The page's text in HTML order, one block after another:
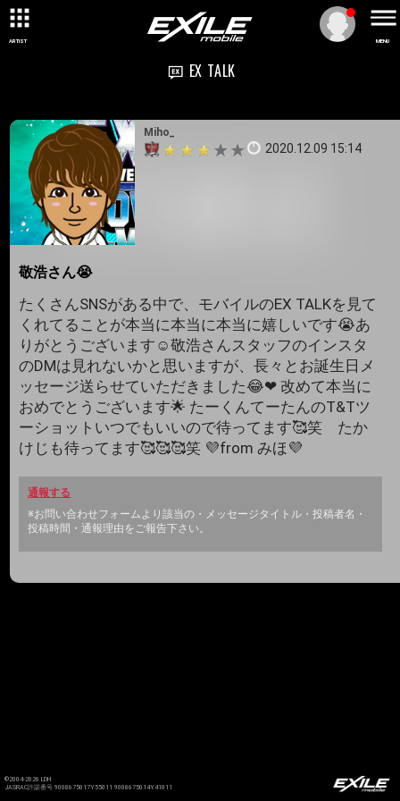
ARTIST MENU
EX TALK
Miho_
2020.12.09 15:14
敬浩さん😭
たくさんSNSがある中で、モバイルのEX TALKを見て
くれてることが本当に本当に本当に嬉しいです😭あ
りがとうございます☺敬浩さんスタッフのインスタ
のDMは見れないかと思いますが、長々とお誕生日メ
ッセージ送らせていただきました😂❤ 改めて本当に
おめでとうございます🌟 たーくんてーたんのT&Tツ
ーショットいつでもいいので待ってます🥰笑 たか
けじも待ってます🥰🥰🥰笑 💜from みほ💜
通報する
※お問い合わせフォームより該当の・メッセージタイトル・投稿者名・
投稿時間・通報理由をご報告下さい。
©2004-2026 LDH
JASRAC許諾番号 9008675017Y55011 9008675014Y41011